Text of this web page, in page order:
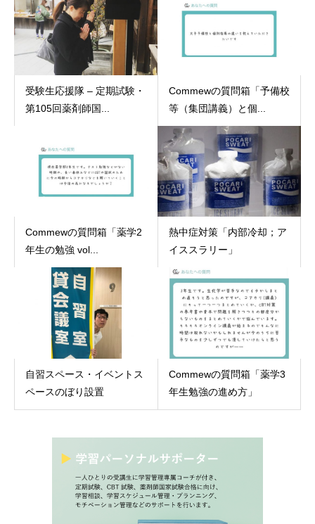
受験生応援隊 – 定期試験・
第105回薬剤師国...
Commewの質問箱「予備校
等（集団講義）と個...
Commewの質問箱「薬学2
年生の勉強 vol...
熱中症対策「内部冷却；ア
イススラリー」
自習スペース・イベントス
ペースのぼり設置
Commewの質問箱「薬学3
年生勉強の進め方」